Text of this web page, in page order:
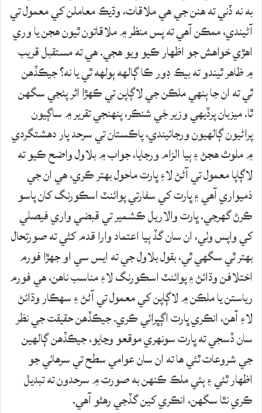
به نه ڏني ته هنن جي هي ملاقات، وڌيڪ معاملن کي معمول تي
آڻيندي، ممڪن آهي ته پس منظر ۾ ملاقاتون ٿيون هجن يا وري
اهڙي خواهش جو اظهار ڪيو ويو هجي. هي ته مستقبل قريب
۾ ظاهر ٿيندو ته بيڪ ڊور ڪا ڳالهه ٻولهه ٿي يا نه؟ جيڪڏهن
ٿي ته ان جا ٻنهي ملڪن جي لاڳاپن تي ڪهڙا اثر پئجي سگهن
ٿا. ميزبان پرڏيهي وزير جَي شنڪر، پنهنجي تقرير ۾ ساڳيون
پراڻيون ڳالهيون ورجائيندي، پاڪستان تي سرحد پار دهشتگردي
۾ ملوث هجڻ ۽ ٻيا الزام ورجايا، جواب ۾ بلاول واضح ڪيو ته
لاڳاپا معمول تي آڻڻ لاءِ ڀارت ماحول بهتر ڪري، هي ان جي
ذميواري آهي ۽ ڀارت کي سفارتي پوائنٽ اسڪورنگ کان پاسو
ڪرڻ گهرجي. ڀارت والاريل ڪشمير تي قبضي واري فيصلي
کي واپس وٺي، ان سان گڏ ٻيا اعتماد وارا قدم کڻي ته صورتحال
بهتر ٿي سگهي ٿي، بقول بلاول جي ته ايس سي او جهڙا فورم
اختلافن وڌائڻ ۽ پوائنٽ اسڪورنگ لاءِ مناسب ناهن، هي فورم
رياستن يا ملڪن ۾ لاڳاپن کي معمول تي آڻڻ ۽ سهڪار وڌائڻ
لاءِ آهن، انڪري ڀارت اڳڀرائي ڪري. جيڪڏهن حقيقت جي نظر
سان ڏسجي ته ڀارت سونهري موقعو وڃايو، جيڪڏهن ڳالهين
جي شروعات ٿئي ها ته ان سان عوامي سطح تي سرهائي جو
اظهار ٿئي ۽ ٻئي ملڪ ڪنهن به صورت ۾ سرحدون ته تبديل
ڪري نٿا سگهن، انڪري کين گڏجي رهڻو آهي.